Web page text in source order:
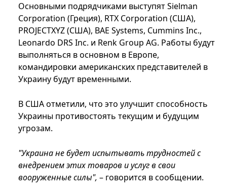
Основными подрядчиками выступят Sielman
Corporation (Греция), RTX Corporation (США),
PROJECTXYZ (США), BAE Systems, Cummins Inc.,
Leonardo DRS Inc. и Renk Group AG. Работы будут
выполняться в основном в Европе,
командировки американских представителей в
Украину будут временными.
В США отметили, что это улучшит способность
Украины противостоять текущим и будущим
угрозам.
"Украина не будет испытывать трудностей с
внедрением этих товаров и услуг в свои
вооруженные силы", – говорится в сообщении.